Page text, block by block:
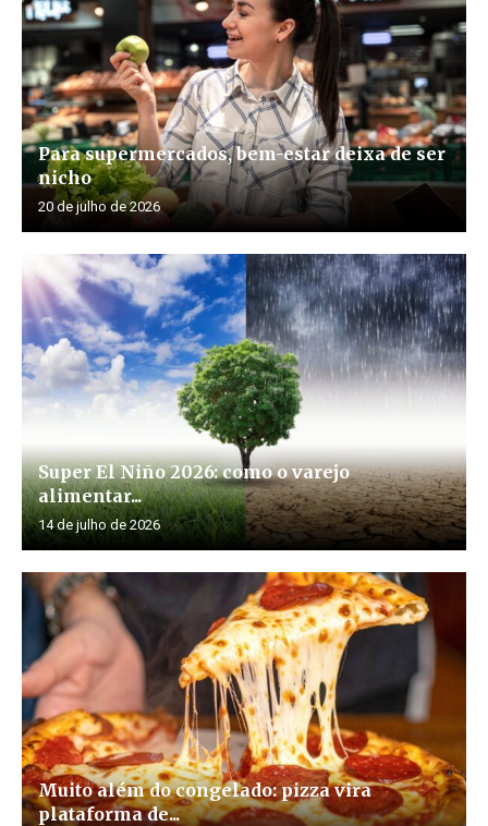
Para supermercados, bem-estar deixa de ser
nicho
20 de julho de 2026
Super El Niño 2026: como o varejo
alimentar...
14 de julho de 2026
Muito além do congelado: pizza vira
plataforma de...